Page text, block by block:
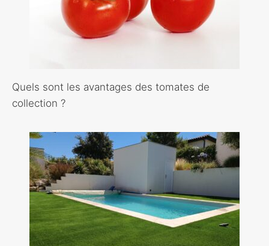
Quels sont les avantages des tomates de
collection ?